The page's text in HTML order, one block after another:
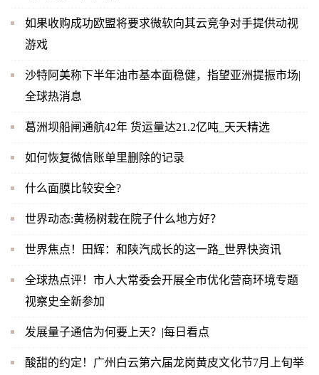
如果收购成功欧盟将要求微软向其云竞争对手提供动视
游戏
沙特阿美称下半年油市基本面稳健，指望亚洲提振市场|
全球热消息
葛洲坝船闸通航42年 货运量达21.2亿吨_天天精选
如何恢复微信账单里删除的记录
什么面膜比较安全?
世界动态:黄杨树栽在院子什么地方好？
世界焦点！田辉：和陕汽成长的这一路_世界快资讯
全球热点评！市人大常委会开展全市优化营商环境专题
视察史全新参加
发展量子通信为何要上天？|每日看点
酸甜的约定！广州白云第六届龙岗黄皮文化节7月上旬举